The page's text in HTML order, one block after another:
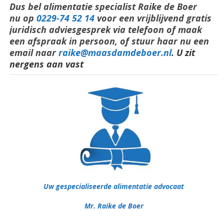
Dus bel alimentatie specialist Raike de Boer
nu op 0229-74 52 14 voor een vrijblijvend gratis
juridisch adviesgesprek via telefoon of maak
een afspraak in persoon, of stuur haar nu een
email naar raike@maasdamdeboer.nl. U zit
nergens aan vast
Uw gespecialiseerde alimentatie advocaat
Mr. Raike de Boer